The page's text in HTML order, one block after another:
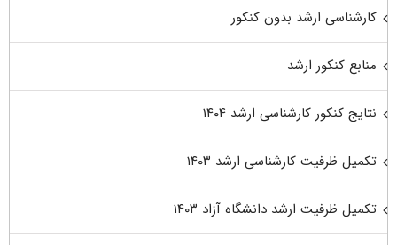
کارشناسی ارشد بدون کنکور
منابع کنکور ارشد
نتایج کنکور کارشناسی ارشد ۱۴۰۴
تکمیل ظرفیت کارشناسی ارشد ۱۴۰۳
تکمیل ظرفیت ارشد دانشگاه آزاد ۱۴۰۳